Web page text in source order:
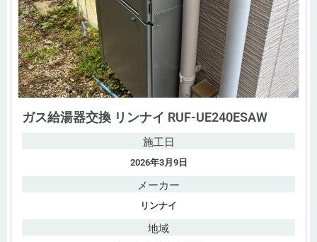
ガス給湯器交換 リンナイ RUF-UE240ESAW
施工日
2026年3月9日
メーカー
リンナイ
地域